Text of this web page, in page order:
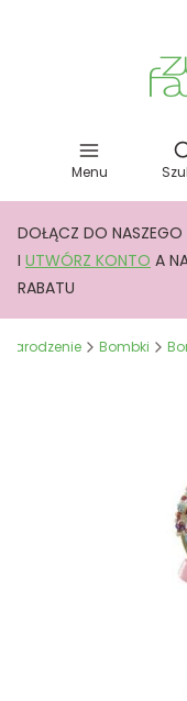
Menu
DOŁĄCZ DO
I UTWÓRZ KONTO A
RABATU
Narodzenie Bombki